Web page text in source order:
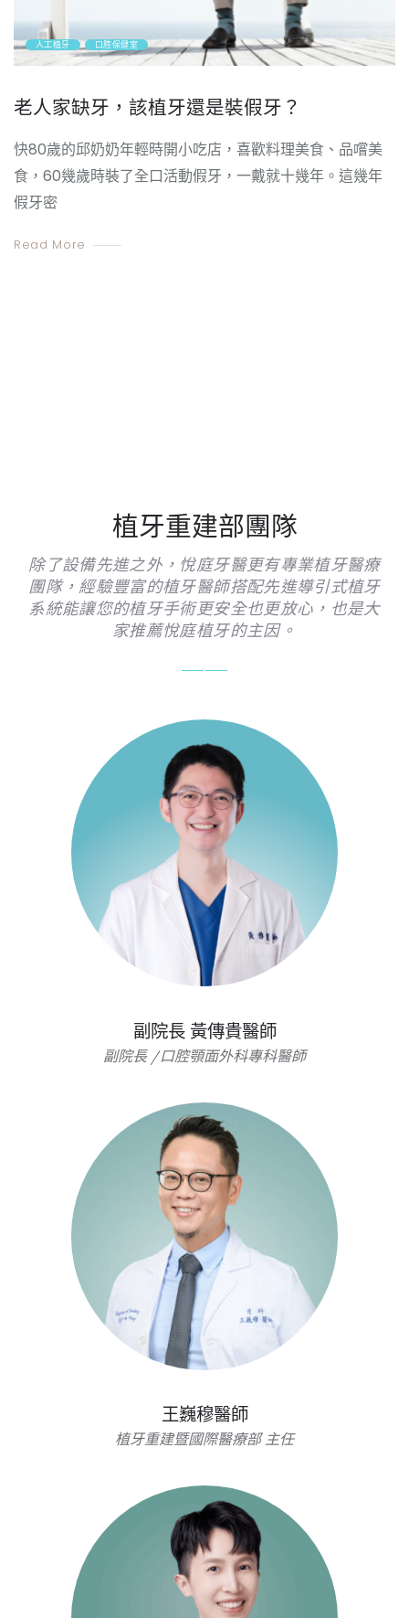
人工植牙 口腔保健室
老人家缺牙，該植牙還是裝假牙？
快80歲的邱奶奶年輕時開小吃店，喜歡料理美食、品嚐美
食，60幾歲時裝了全口活動假牙，一戴就十幾年。這幾年
假牙密
Read More
植牙重建部團隊
除了設備先進之外，悅庭牙醫更有專業植牙醫療
團隊，經驗豐富的植牙醫師搭配先進導引式植牙
系統能讓您的植牙手術更安全也更放心，也是大
家推薦悅庭植牙的主因。
副院長 黃傳貴醫師
副院長 /口腔顎面外科專科醫師
王巍穆醫師
植牙重建暨國際醫療部 主任